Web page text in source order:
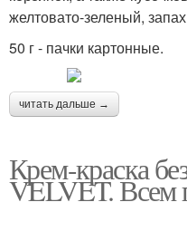
желтовато-зеленый,
50 г - пачки картонные.
читать дальше →
Крем-краска
VELVET. Всем